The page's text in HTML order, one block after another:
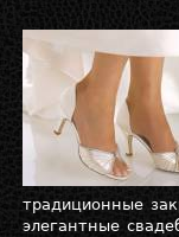
традиционные
элегантные